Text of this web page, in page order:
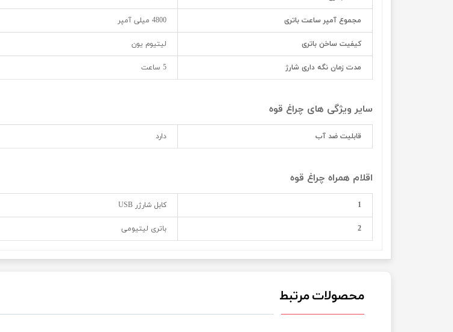
مجموع آمپر ساعت باتری 4800 میلی آمپر
کیفیت ساخن باتری لیتیوم یون
مدت زمان نگه داری شارژ 5 ساعت
سایر ویژگی های چراغ قوه
قابلیت ضد آب دارد
اقلام همراه چراغ قوه
1 کابل شارژر USB
2 باتری لیتیومی
محصولات مرتبط